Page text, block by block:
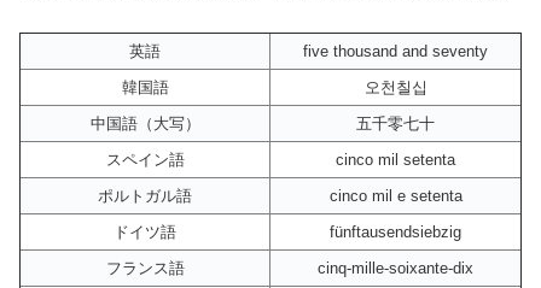
英語
five thousand and seventy
韓国語
오천칠십
中国語（大写）
五千零七十
スペイン語
cinco mil setenta
ポルトガル語
cinco mil e setenta
ドイツ語
fünftausendsiebzig
フランス語
cinq-mille-soixante-dix